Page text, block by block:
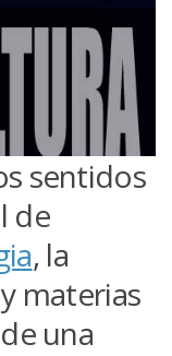
sentidos
de
, la
y materias
una